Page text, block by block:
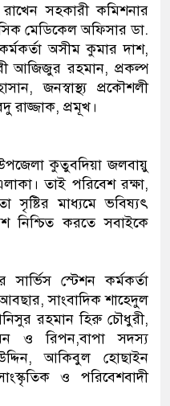
সহকারী কমিশনার
মেডিকেল অফিসার ডা.
অসীম কুমার দাশ,
আজিজুর রহমান, প্রকল্প
জনস্বাস্থ্য প্রকৌশলী
রাজ্জাক, প্রমূখ।
কুতুবদিয়া জলবায়ু
তাই পরিবেশ রক্ষা,
সৃষ্টির মাধ্যমে ভবিষ্যৎ
নিশ্চিত করতে সবাইকে
স্টেশন কর্মকর্তা
সাংবাদিক শাহেদুল
রহমান হিরু চৌধুরী,
ও রিপন,বাপা সদস্য
আকিবুল হোছাইন
ও পরিবেশবাদী